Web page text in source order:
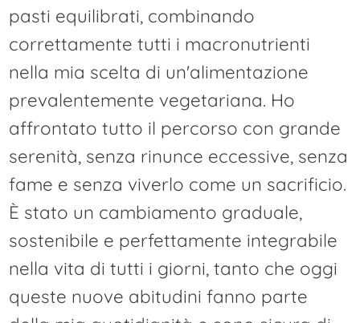
pasti equilibrati, combinando
correttamente tutti i macronutrienti
nella mia scelta di un'alimentazione
prevalentemente vegetariana. Ho
affrontato tutto il percorso con grande
serenità, senza rinunce eccessive, senza
fame e senza viverlo come un sacrificio.
È stato un cambiamento graduale,
sostenibile e perfettamente integrabile
nella vita di tutti i giorni, tanto che oggi
queste nuove abitudini fanno parte